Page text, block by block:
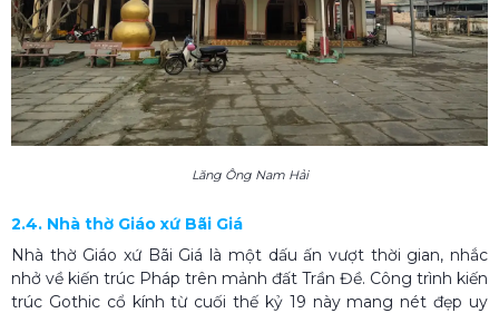
Lăng Ông Nam Hải
2.4. Nhà thờ Giáo xứ Bãi Giá
Nhà thờ Giáo xứ Bãi Giá là một dấu ấn vượt thời gian, nhắc
nhở về kiến trúc Pháp trên mảnh đất Trần Đề. Công trình kiến
trúc Gothic cổ kính từ cuối thế kỷ 19 này mang nét đẹp uy